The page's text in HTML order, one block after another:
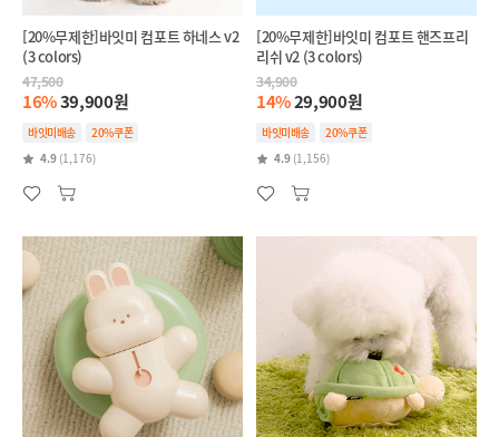
[20%무제한]바잇미 컴포트 하네스 v2
(3 colors)
47,500
16%39,900원
바잇미배송
20%쿠폰
4.9 (1,176)
[20%무제한]바잇미 컴포트 핸즈프리
리쉬 v2 (3 colors)
34,900
14%29,900원
바잇미배송
20%쿠폰
4.9 (1,156)